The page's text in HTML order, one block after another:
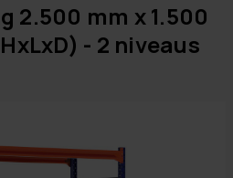
2.500 mm x 1.500
- 2 niveaus